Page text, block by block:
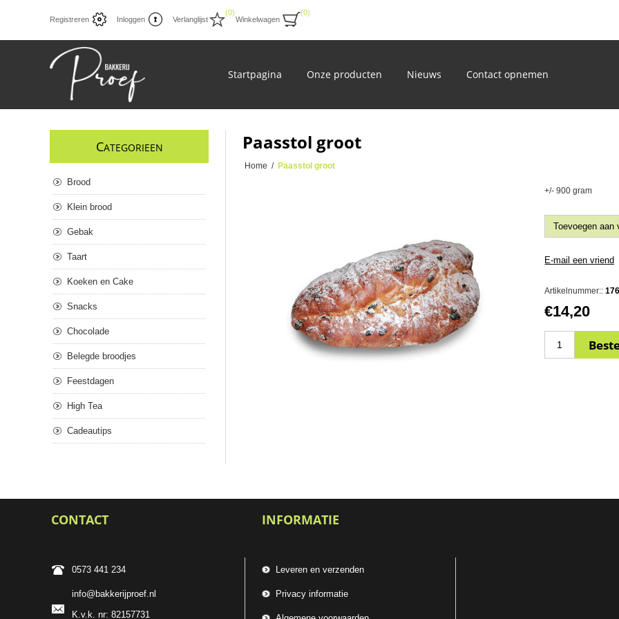
Registreren Inloggen Verlanglijst
(0)
Winkelwagen
(0)
Startpagina Onze producten Nieuws Contact opnemen
Paasstol groot
Home / Paasstol groot
+/- 900 gram
Artikelnummer::
€14,20
CATEGORIEEN
Brood
Klein brood
Gebak
Taart
Koeken en Cake
Snacks
Chocolade
Belegde broodjes
Feestdagen
High Tea
Cadeautips
CONTACT
0573 441 234
info@bakkerijproef.nl
K.v.k. nr: 82157731
INFORMATIE
Leveren en verzenden
Privacy informatie